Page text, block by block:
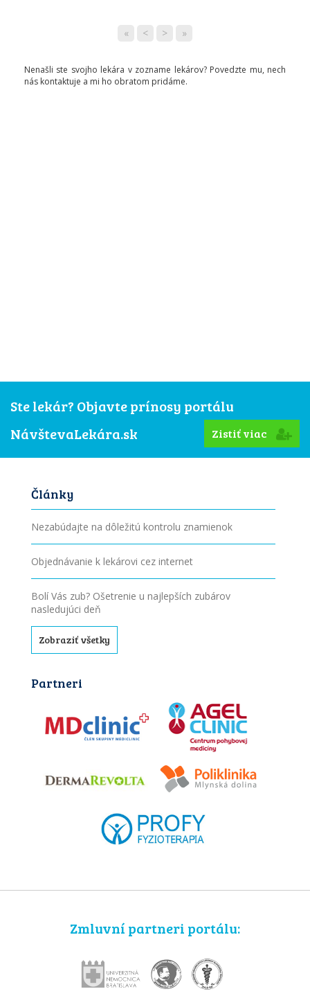
« < > »
Nenašli ste svojho lekára v zozname lekárov? Povedzte mu, nech
nás kontaktuje a mi ho obratom pridáme.
Ste lekár? Objavte prínosy portálu
NávštevaLekára.sk
Zistiť viac
Články
Nezabúdajte na dôležitú kontrolu znamienok
Objednávanie k lekárovi cez internet
Bolí Vás zub? Ošetrenie u najlepších zubárov
nasledujúci deň
Zobraziť všetky
Partneri
Zmluvní partneri portálu: